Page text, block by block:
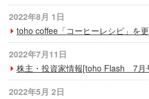
ソーシャルメディアポリシー
サイトマップ
2022年8月 1日
toho coffee「コーヒーレシピ」を
2022年7月11日
株主・投資家情報[toho Flash 7月
2022年5月 2日